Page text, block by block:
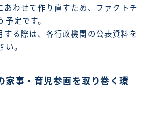
わせて作り直すため、ファクトチ
予定です。
る際は、各行政機関の公表資料を
い。
家事・育児参画を取り巻く環